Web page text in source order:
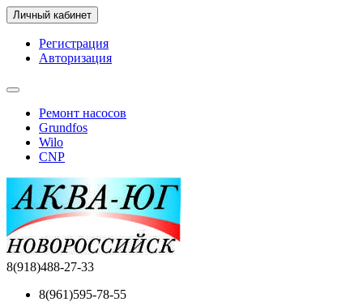
Личный кабинет
Регистрация
Авторизация
Ремонт насосов
Grundfos
Wilo
CNP
8(918)488-27-33
8(961)595-78-55